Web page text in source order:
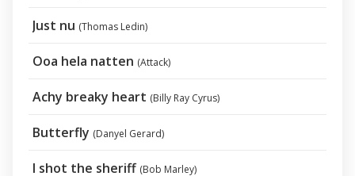
Just nu (Thomas Ledin)
Ooa hela natten (Attack)
Achy breaky heart (Billy Ray Cyrus)
Butterfly (Danyel Gerard)
I shot the sheriff (Bob Marley)